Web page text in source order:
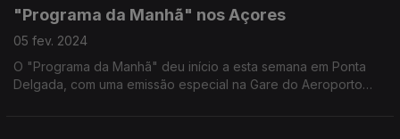
"Programa da Manhã" nos Açores
05 fev. 2024
O "Programa da Manhã" deu início a esta semana em Ponta
Delgada, com uma emissão especial na Gare do Aeroporto